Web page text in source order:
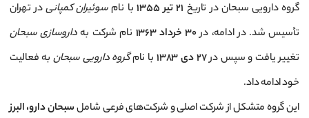
گروه دارویی سبحان در تاریخ ۲۱ تیر ۱۳۵۵ با نامسوئیران کمپانیدر تهران
تأسیس شد. در ادامه، در۳۰ خرداد ۱۳۶۳ نام شرکت بهداروسازی سبحان
تغییر یافت و سپس در۲۷ دی ۱۳۸۳ با نامگروه دارویی سبحان به فعالیت
خود ادامه داد.
این گروه متشکل از شرکت اصلی و شرکت‌های فرعی شاملسبحان دارو، البرز